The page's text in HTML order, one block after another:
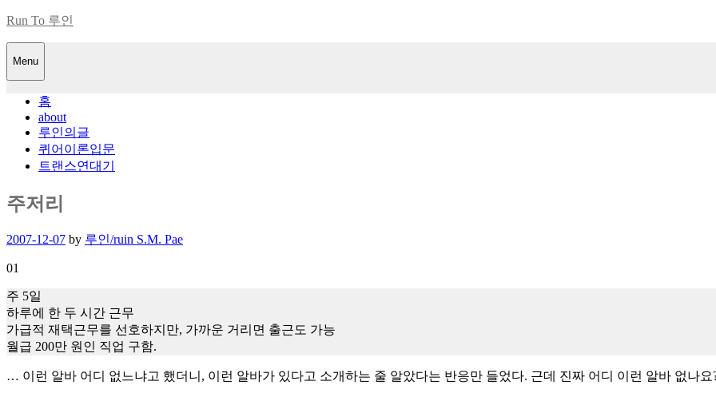
Skip
content
Run To 루인
Menu
홈
about
루인의글
퀴어이론입문
트랜스연대기
주저리
Posted
2007-12-07 by 루인/ruin S.M. Pae
01
주 5일
하루에 한 두 시간 근무
가급적 재택근무를 선호하지만, 가까운 거리면 출근도 가능
월급 200만 원인 직업 구함.
… 이런 알바 어디 없느냐고 했더니, 이런 알바가 있다고 소개하는 줄 알았다는 반응만 들었다. 근데 진짜 어디 이런 알바 없나요